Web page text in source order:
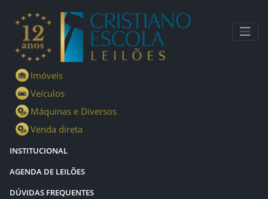
Imóveis
Veículos
Máquinas e Diversos
Venda direta
INSTITUCIONAL
AGENDA DE LEILÕES
DÚVIDAS FREQUENTES